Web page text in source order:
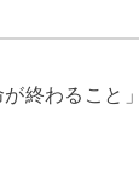
終わること